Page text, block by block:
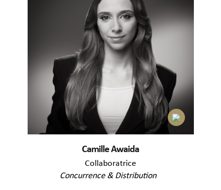
Camille Awaida
Collaboratrice
Concurrence & Distribution